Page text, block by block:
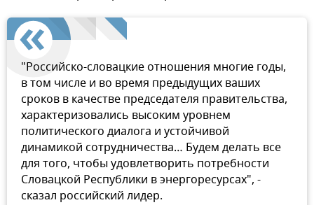
"Российско-словацкие отношения многие годы,
в том числе и во время предыдущих ваших
сроков в качестве председателя правительства,
характеризовались высоким уровнем
политического диалога и устойчивой
динамикой сотрудничества… Будем делать все
для того, чтобы удовлетворить потребности
Словацкой Республики в энергоресурсах", -
сказал российский лидер.